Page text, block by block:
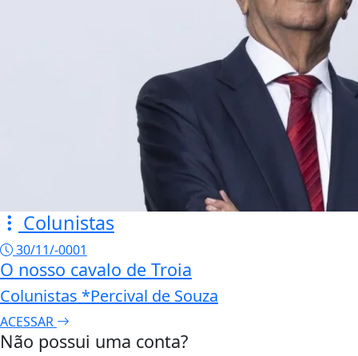
Colunistas
30/11/-0001
O nosso cavalo de Troia
Colunistas *Percival de Souza
ACESSAR
Não possui uma conta?